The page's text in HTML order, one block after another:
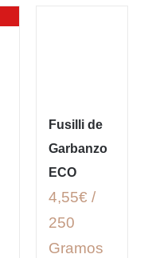
Fusilli de
Garbanzo
ECO
4,55€ /
250
Gramos